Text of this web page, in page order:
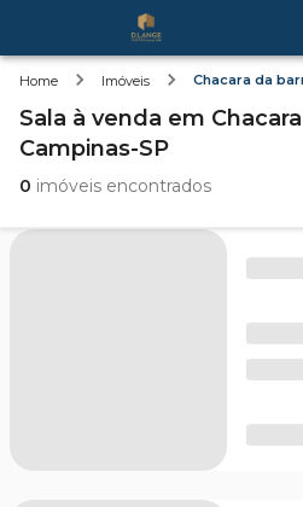
Home Imóveis Chacara da
Sala à venda em
Campinas-SP
0 imóveis encontrados